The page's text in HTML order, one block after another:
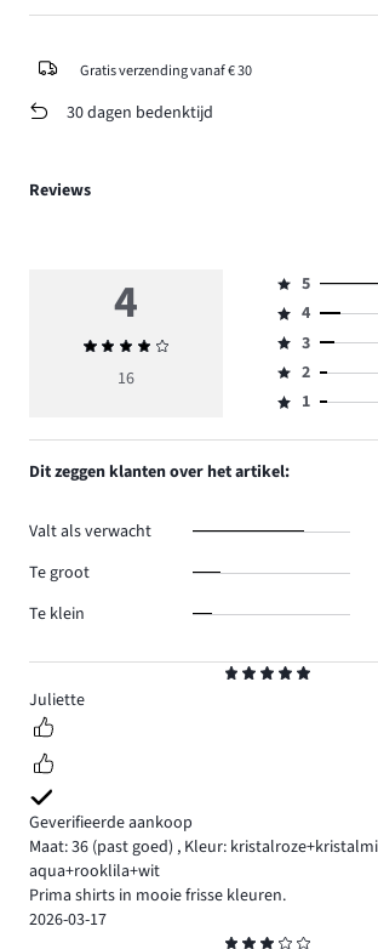
Gratis verzending vanaf € 30
30 dagen bedenktijd
Reviews
5
Juliette
Geverifieerde aankoop
Maat: 36 (past goed) , Kleur:
aqua+rooklila+wit
Prima shirts in mooie frisse kleuren.
2026-03-17
4
Gemiddelde
beoordeling
16
Beoordeling
5,
aantal
reviews
9.
5
Beoordeling
4,
aantal
reviews
4
Beoordeling
3,
aantal
3
Beoordeling
2,
1.
2
Beoordeling
1,
aantal
reviews
1
Dit zeggen klanten over het artikel:
Valt als verwacht
Te groot
Te klein